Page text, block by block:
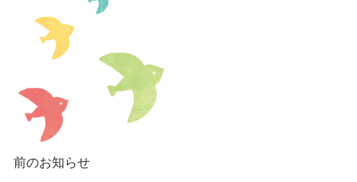
前のお知らせ